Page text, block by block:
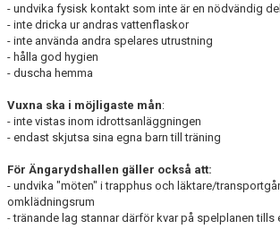
- undvika fysisk kontakt som inte är en nödvändig
- inte dricka ur andras vattenflaskor
- inte använda andra spelares utrustning
- hålla god hygien
- duscha hemma
Vuxna ska i möjligaste mån:
- inte vistas inom idrottsanläggningen
- endast skjutsa sina egna barn till träning
För Ängarydshallen gäller också att:
- undvika "möten" i trapphus och läktare/
omklädningsrum
- tränande lag stannar därför kvar på spelplanen